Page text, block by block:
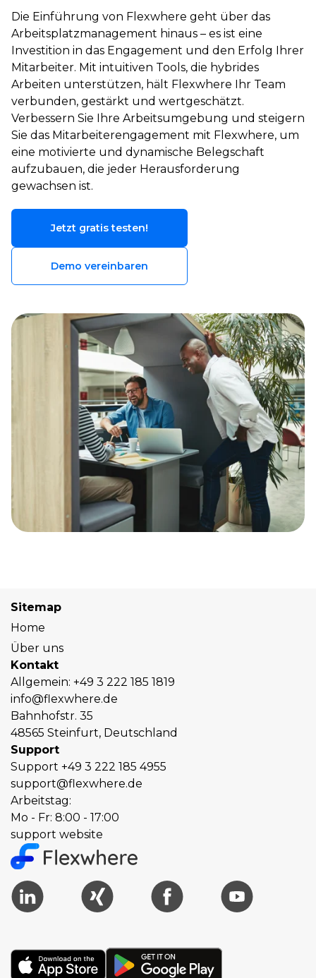
Die Einführung von Flexwhere geht über das
Arbeitsplatzmanagement hinaus – es ist eine
Investition in das Engagement und den Erfolg Ihrer
Mitarbeiter. Mit intuitiven Tools, die hybrides
Arbeiten unterstützen, hält Flexwhere Ihr Team
verbunden, gestärkt und wertgeschätzt.
Verbessern Sie Ihre Arbeitsumgebung und steigern
Sie das Mitarbeiterengagement mit Flexwhere, um
eine motivierte und dynamische Belegschaft
aufzubauen, die jeder Herausforderung
gewachsen ist.
Jetzt gratis testen!
Demo vereinbaren
Sitemap
Home
Über uns
Kontakt
Allgemein: +49 3 222 185 1819
info@flexwhere.de
Bahnhofstr. 35
48565 Steinfurt, Deutschland
Support
Support +49 3 222 185 4955
support@flexwhere.de
Arbeitstag:
Mo - Fr: 8:00 - 17:00
support website